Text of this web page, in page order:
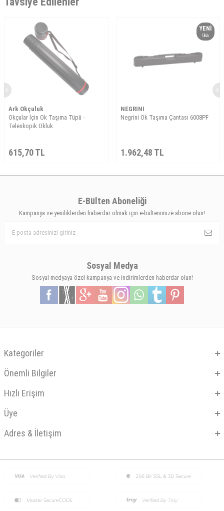
Ark Okçuluk
Okçular İçin Ok Taşıma Tüpü -
Teleskopik Okluk
615,70TL
YENI
Ürün
NEGRINI
Negrini Ok Taşıma Çantası 6008PF
1.962,48 TL
E-Bülten Aboneliği
Kampanya ve yeniliklerden haberdar olmak için e-bültenimize abone olun!
Sosyal Medya
Sosyal medyaya özel kampanya ve indirimlerden haberdar olun!
Kategoriler
Önemli Bilgiler
Hızlı Erişim
Üye
Adres & İletişim